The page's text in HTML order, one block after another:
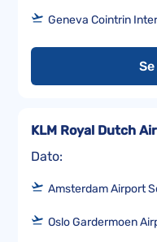
Geneva Cointrin
Dato:
KLM Royal Dutch
Amsterdam Airport
Oslo Gardermoen